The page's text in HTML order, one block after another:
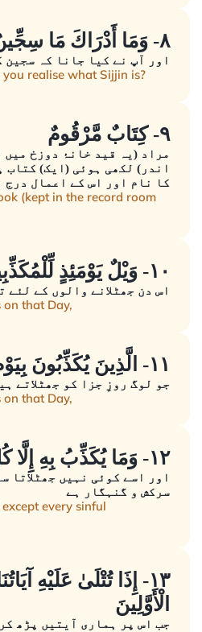
٨- وَمَا أَدْرَاكَ مَا سِجِّينٌ
اور آپ نے کیا جانا کہ سجین
realise what Sijjin is?
٩- كِتَابٌ مَّرْقُومٌ
مراد (یہ قید خانۂ دوزخ میں
اندر) لکھی ہوئی (ایک) کتاب
کا نام اور اس کے اعمال درج
(kept in the record room
١٠- وَيْلٌ يَوْمَئِذٍ لِّلْمُكَذِّبِينَ
اس دن جھٹلانے والوں کے لئے
on that Day,
١١- الَّذِينَ يُكَذِّبُونَ بِيَوْمِ الدِّينِ
جو لوگ روزِ جزا کو جھٹلاتے
on that Day,
١٢- وَمَا يُكَذِّبُ بِهِ إِلَّا كُلُّ مُعْتَدٍ أَثِيمٍ
اور اسے کوئی نہیں جھٹلاتا
سرکش و گنہگار ہے
every sinful
١٣- إِذَا تُتْلَىٰ عَلَيْهِ
الْأَوَّلِينَ
جب اس پر ہماری آیتیں پڑھ